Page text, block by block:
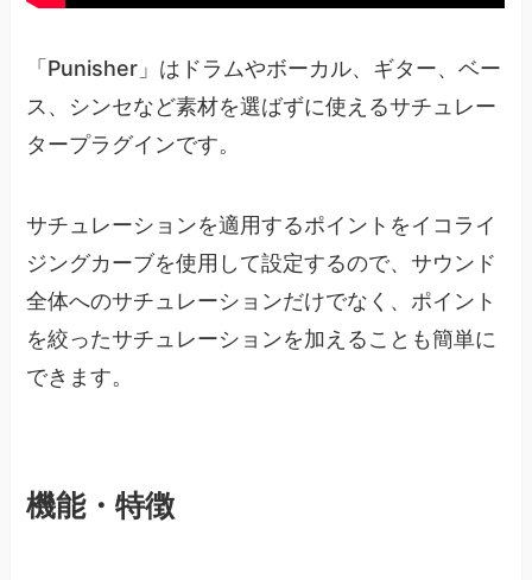
「Punisher」はドラムやボーカル、ギター、ベー
ス、シンセなど素材を選ばずに使えるサチュレー
タープラグインです。
サチュレーションを適用するポイントをイコライ
ジングカーブを使用して設定するので、サウンド
全体へのサチュレーションだけでなく、ポイント
を絞ったサチュレーションを加えることも簡単に
できます。
機能・特徴